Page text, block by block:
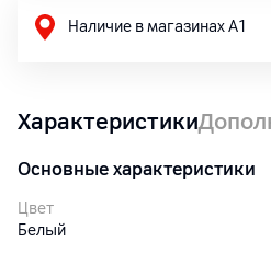
Наличие в магазинах А1
Характеристики
Основные характеристики
Цвет
Белый